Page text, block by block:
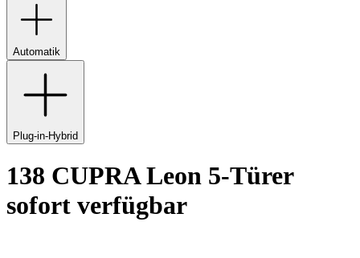
Automatik
Plug-in-Hybrid
138 CUPRA Leon 5-Türer
sofort verfügbar